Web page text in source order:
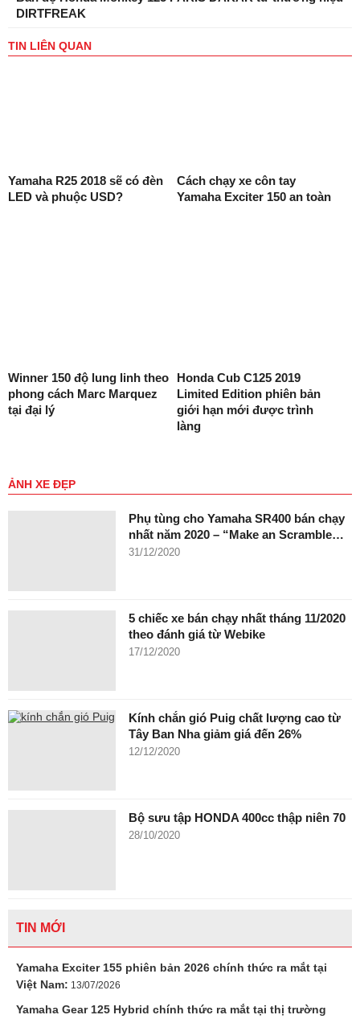
DIRTFREAK
TIN LIÊN QUAN
Yamaha R25 2018 sẽ có đèn
LED và phuộc USD?
Cách chạy xe côn tay
Yamaha Exciter 150 an toàn
Winner 150 độ lung linh theo
phong cách Marc Marquez
tại đại lý
Honda Cub C125 2019
Limited Edition phiên bản
giới hạn mới được trình
làng
ẢNH XE ĐẸP
Phụ tùng cho Yamaha SR400 bán chạy
nhất năm 2020 – “Make an Scramble…
31/12/2020
5 chiếc xe bán chạy nhất tháng 11/2020
theo đánh giá từ Webike
17/12/2020
Kính chắn gió Puig chất lượng cao từ
Tây Ban Nha giảm giá đến 26%
12/12/2020
Bộ sưu tập HONDA 400cc thập niên 70
28/10/2020
TIN MỚI
Yamaha Exciter 155 phiên bản 2026 chính thức ra mắt tại
Việt Nam: 13/07/2026
Yamaha Gear 125 Hybrid chính thức ra mắt tại thị trường